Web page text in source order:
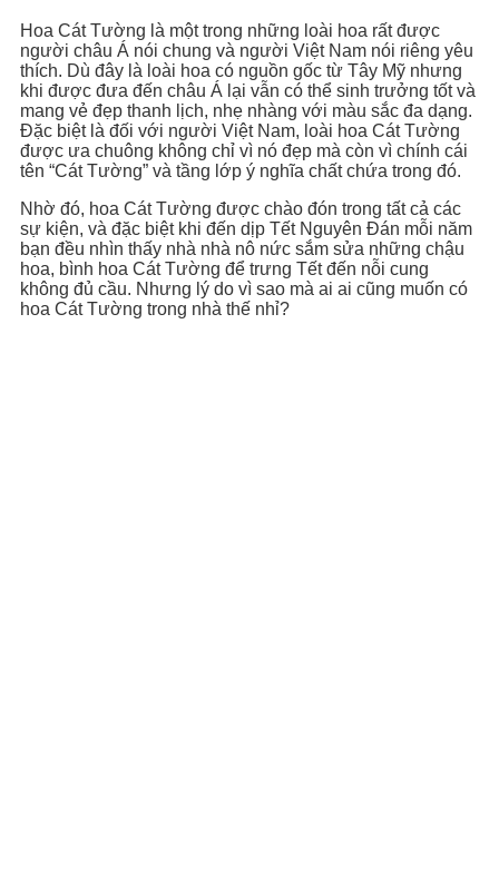
Hoa Cát Tường là một trong những loài hoa rất được
người châu Á nói chung và người Việt Nam nói riêng yêu
thích. Dù đây là loài hoa có nguồn gốc từ Tây Mỹ nhưng
khi được đưa đến châu Á lại vẫn có thể sinh trưởng tốt và
mang vẻ đẹp thanh lịch, nhẹ nhàng với màu sắc đa dạng.
Đặc biệt là đối với người Việt Nam, loài hoa Cát Tường
được ưa chuông không chỉ vì nó đẹp mà còn vì chính cái
tên “Cát Tường” và tầng lớp ý nghĩa chất chứa trong đó.
Nhờ đó, hoa Cát Tường được chào đón trong tất cả các
sự kiện, và đặc biệt khi đến dịp Tết Nguyên Đán mỗi năm
bạn đều nhìn thấy nhà nhà nô nức sắm sửa những chậu
hoa, bình hoa Cát Tường để trưng Tết đến nỗi cung
không đủ cầu. Nhưng lý do vì sao mà ai ai cũng muốn có
hoa Cát Tường trong nhà thế nhỉ?